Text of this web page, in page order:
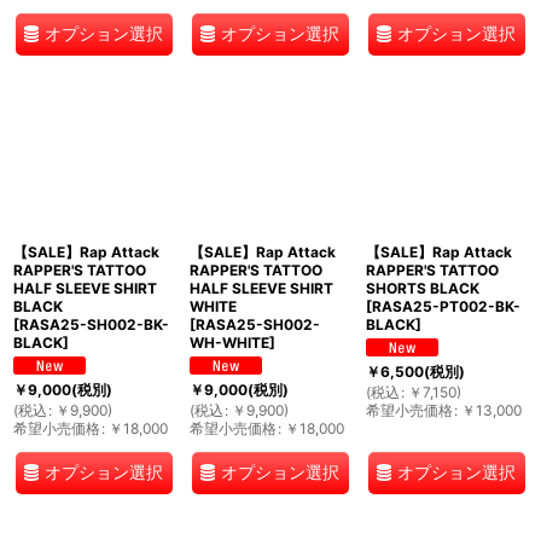
オプション選択 オプション選択 オプション選択
【SALE】Rap Attack
RAPPER'S TATTOO
HALF SLEEVE SHIRT
BLACK
[RASA25-SH002-BK-
BLACK]
￥9,000(税別)
(税込 : ￥ 9,900)
希望小売価格: ￥ 18,000
オプション選択
【SALE】Rap Attack
RAPPER'S TATTOO
HALF SLEEVE SHIRT
WHITE
[RASA25-SH002-
WH-WHITE]
￥9,000(税別)
(税込 : ￥ 9,900)
希望小売価格: ￥ 18,000
オプション選択
【SALE】Rap Attack
RAPPER'S TATTOO
SHORTS BLACK
[RASA25-PT002-BK-
BLACK]
￥6,500(税別)
(税込 : ￥ 7,150)
希望小売価格: ￥ 13,000
オプション選択